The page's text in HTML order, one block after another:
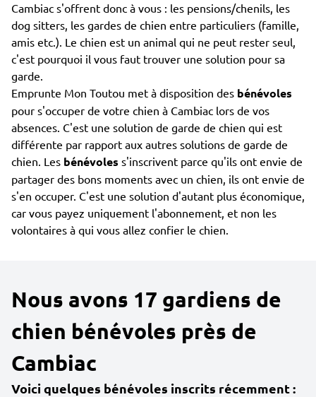
Cambiac s'offrent donc à vous : les pensions/chenils, les
dog sitters, les gardes de chien entre particuliers (famille,
amis etc.). Le chien est un animal qui ne peut rester seul,
c'est pourquoi il vous faut trouver une solution pour sa
garde.
Emprunte Mon Toutou met à disposition des bénévoles
pour s'occuper de votre chien à Cambiac lors de vos
absences. C'est une solution de garde de chien qui est
différente par rapport aux autres solutions de garde de
chien. Les bénévoles s'inscrivent parce qu'ils ont envie de
partager des bons moments avec un chien, ils ont envie de
s'en occuper. C'est une solution d'autant plus économique,
car vous payez uniquement l'abonnement, et non les
volontaires à qui vous allez confier le chien.
Nous avons 17 gardiens de
chien bénévoles près de
Cambiac
Voici quelques bénévoles inscrits récemment :